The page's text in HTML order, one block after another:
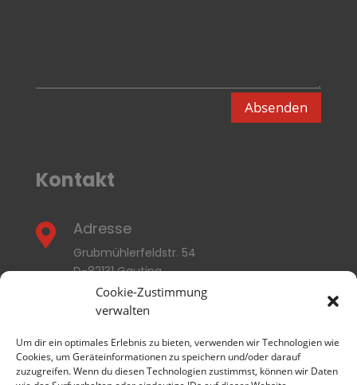
Cookie-Zustimmung
verwalten
Um dir ein optimales Erlebnis zu bieten, verwenden wir Technologien wie
Cookies, um Geräteinformationen zu speichern und/oder darauf
zuzugreifen. Wenn du diesen Technologien zustimmst, können wir Daten
Absenden
Kontakt
 Adresse
Grubmühlerfeldstr. 54
D-82131 Gauting
E-Mail
info@thermozyklus.com
Rufen Sie uns an